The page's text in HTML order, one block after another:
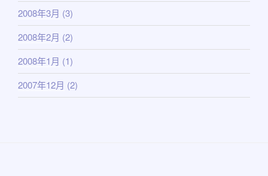
2008年3月 (3)
2008年2月 (2)
2008年1月 (1)
2007年12月 (2)